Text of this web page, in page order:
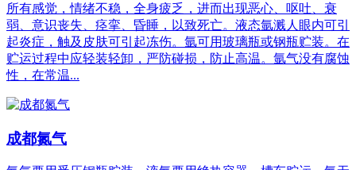
所有感觉，情绪不稳，全身疲乏，进而出现恶心、呕吐、衰
弱、意识丧失、痉挛、昏睡，以致死亡。液态氩溅人眼内可引
起炎症，触及皮肤可引起冻伤。氩可用玻璃瓶或钢瓶贮装。在
贮运过程中应轻装轻卸，严防碰损，防止高温。氩气没有腐蚀
性，在常温...
成都氮气